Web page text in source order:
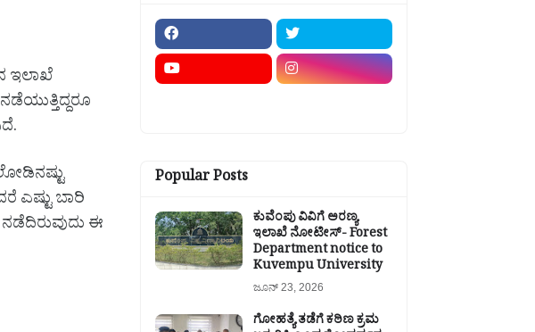
ಇಲಾಖೆ
ಎಷ್ಟು ಬಾರಿ
ಈ
Popular Posts
ಕುವೆಂಪು ವಿವಿಗೆ ಅರಣ್ಯ
ಇಲಾಖೆ ನೋಟೀಸ್- Forest
Department notice to
Kuvempu University
ಜೂನ್ 23, 2026
ಗೋಹತ್ಯೆ ತಡೆಗೆ ಕಠಿಣ ಕ್ರಮ